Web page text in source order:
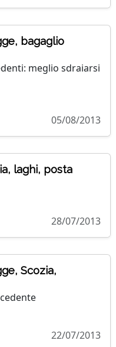
bagaglio
meglio sdraiarsi
05/08/2013
laghi, posta
28/07/2013
Scozia,
22/07/2013